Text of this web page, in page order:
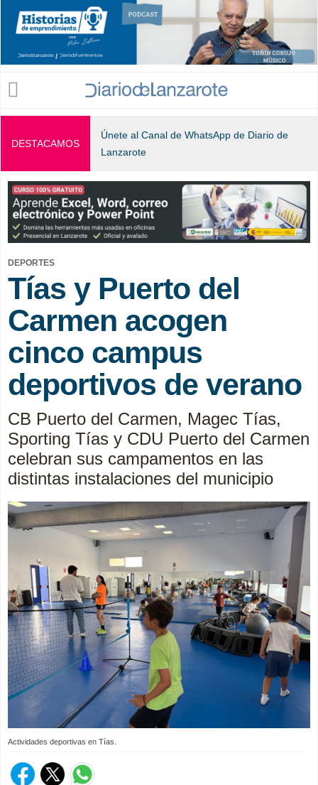
Jump to navigation
DESTACAMOS
Únete al Canal de WhatsApp de Diario de
Lanzarote
DEPORTES
Tías y Puerto del
Carmen acogen
cinco campus
deportivos de verano
CB Puerto del Carmen, Magec Tías,
Sporting Tías y CDU Puerto del Carmen
celebran sus campamentos en las
distintas instalaciones del municipio
Actividades deportivas en Tías.